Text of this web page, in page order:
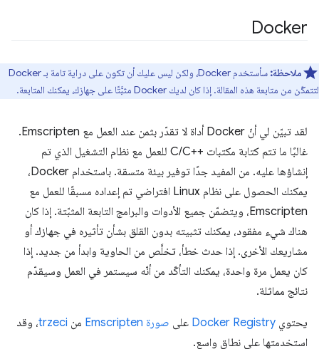
Docker
ملاحظة:
سأستخدم Docker، ولكن ليس عليك أن تكون على دراية تامة بـ Docker
لتتمكّن من متابعة هذه المقالة. إذا كان لديك Docker مثبَّتًا على جهازك، يمكنك المتابعة.
لقد تبيّن لي أنّ Docker أداة لا تقدّر بثمن عند العمل مع Emscripten.
غالبًا ما تتم كتابة مكتبات C/C++‎ للعمل مع نظام التشغيل الذي تم
إنشاؤها عليه. من المفيد جدًا توفير بيئة متسقة. باستخدام Docker،
يمكنك الحصول على نظام Linux افتراضي تم إعداده مسبقًا للعمل مع
Emscripten، ويتضمّن جميع الأدوات والبرامج التابعة المثبّتة. إذا كان
هناك شيء مفقود، يمكنك تثبيته بدون القلق بشأن تأثيره في جهازك أو
مشاريعك الأخرى. إذا حدث خطأ، تخلَّص من الحاوية وابدأ من جديد. إذا
كان يعمل مرة واحدة، يمكنك التأكّد من أنّه سيستمر في العمل وسيقدّم
نتائج مماثلة.
يحتوي Docker Registry على صورة Emscripten من trzeci، وقد
استخدمتها على نطاق واسع.